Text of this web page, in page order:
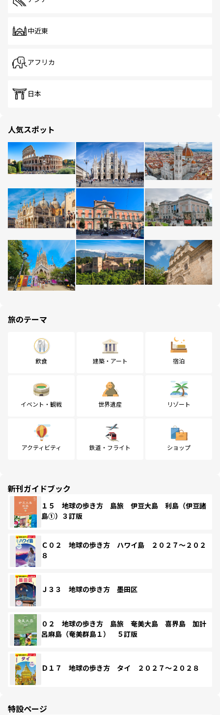
中近東
アフリカ
日本
人気スポット
旅のテーマ
飲食 建築・アート 宿泊
イベント・観戦 世界遺産 リゾート
アクティビティ 鉄道・フライト ショップ
新刊ガイドブック
１５ 地球の歩き方 島旅 伊豆大島 利島（伊豆諸
島①）３訂版
Ｃ０２ 地球の歩き方 ハワイ島 ２０２７～２０２
８
Ｊ３３ 地球の歩き方 墨田区
０２ 地球の歩き方 島旅 奄美大島 喜界島 加計
呂麻島（奄美群島１） ５訂版
Ｄ１７ 地球の歩き方 タイ ２０２７～２０２８
特設ページ